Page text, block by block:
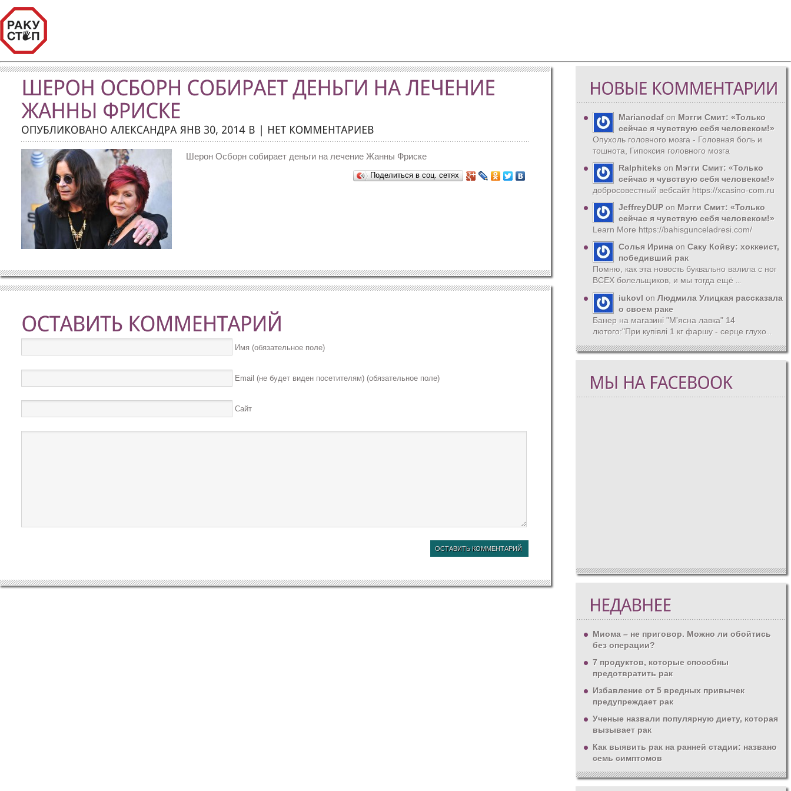
Шерон Осборн собирает деньги на лечение Жанны Фриске
Поделиться в соц. сетях
Имя (обязательное поле)
Email (не будет виден посетителям) (обязательное поле)
Сайт
Marianodafon Мэгги Смит: «Только
сейчас я чувствую себя человеком!»
Опухоль головного мозга - Головная боль и
тошнота, Гипоксия головного мозга
Ralphiteks on Мэгги Смит: «Только
сейчас я чувствую себя человеком!»
добросовестный вебсайт https://xcasino-com.ru
JeffreyDUPon Мэгги Смит: «Только
сейчас я чувствую себя человеком!»
Learn More https://bahisgunceladresi.com/
Солья Иринаon Саку Койву: хоккеист,
победивший рак
Помню, как эта новость буквально валила с ног
ВСЕХ болельщиков, и мы тогда ещё
iukovl on Людмила Улицкая рассказала
о своем раке
Банер на магазині "М'ясна лавка" 14
лютого:"При купівлі 1 кг фаршу - серце глухо...
Миома – не приговор. Можно ли обойтись
без операции?
7 продуктов, которые способны
предотвратить рак
Избавление от 5 вредных привычек
предупреждает рак
Ученые назвали популярную диету, которая
вызывает рак
Как выявить рак на ранней стадии: названо
семь симптомов